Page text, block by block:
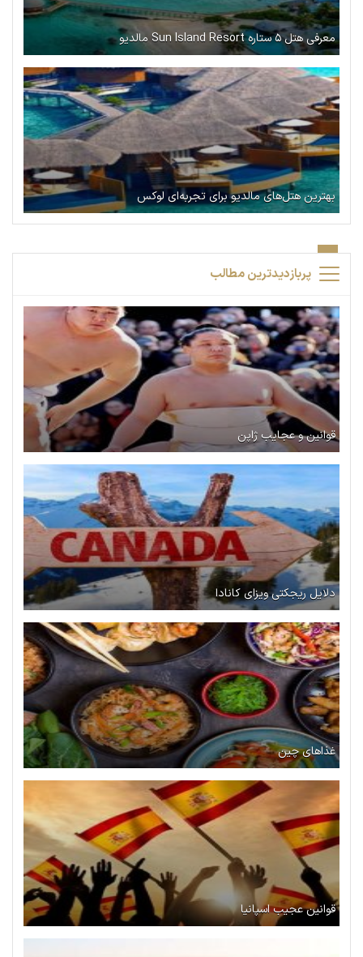
معرفی هتل ۵ ستاره Sun Island Resort مالدیو
بهترین هتل‌های مالدیو برای تجربه‌ای لوکس
پربازدیدترین مطالب
قوانین و عجایب ژاپن
دلایل ریجکتی ویزای کانادا
غذاهای چین
قوانین عجیب اسپانیا